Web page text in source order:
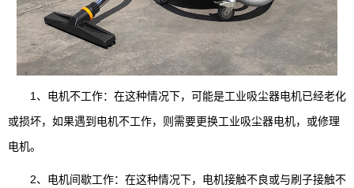
1、电机不工作：在这种情况下，可能是工业吸尘器电机已经老化
或损坏，如果遇到电机不工作，则需要更换工业吸尘器电机，或修理
电机。
2、电机间歇工作：在这种情况下，电机接触不良或与刷子接触不